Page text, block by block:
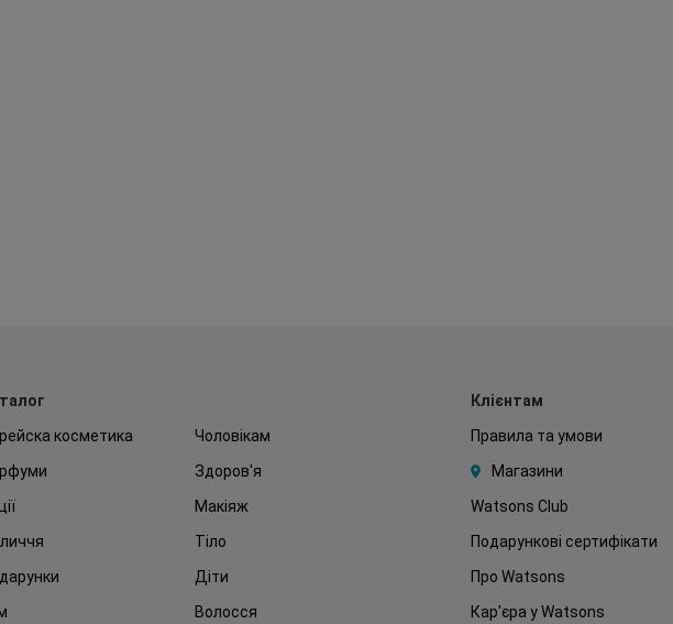
косметика
Чоловікам
Здоров'я
Макіяж
Тіло
Діти
Волосся
Клієнтам
Правила та умови
Магазини
Watsons Club
Подарункові сертифікати
Про Watsons
Кар'єра у Watsons